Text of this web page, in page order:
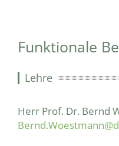
Funktionale
Lehre
Herr Prof. Dr. Bernd